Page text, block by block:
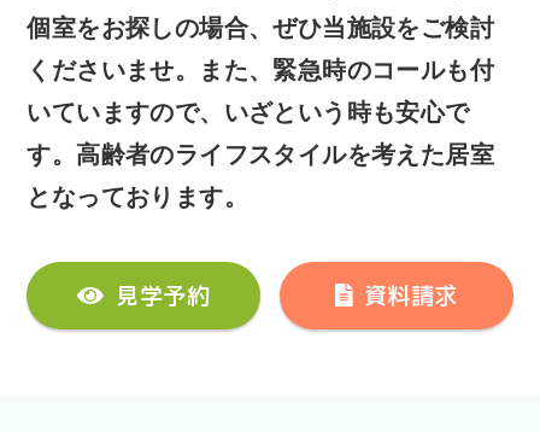
個室をお探しの場合、ぜひ当施設をご検討
くださいませ。また、緊急時のコールも付
いていますので、いざという時も安心で
す。高齢者のライフスタイルを考えた居室
となっております。
見学予約 資料請求